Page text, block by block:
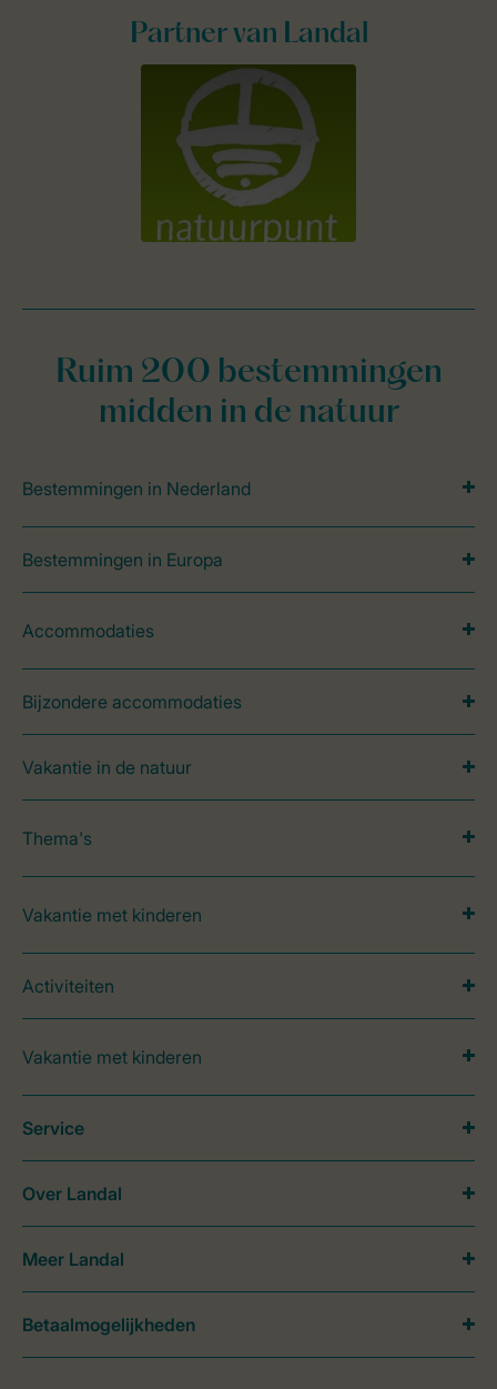
Partner van Landal
Ruim 200 bestemmingen
midden in de natuur
Bestemmingen in Nederland
Bestemmingen in Europa
Accommodaties
Bijzondere accommodaties
Vakantie in de natuur
Thema's
Vakantie met kinderen
Activiteiten
Vakantie met kinderen
Service
Over Landal
Meer Landal
Betaalmogelijkheden